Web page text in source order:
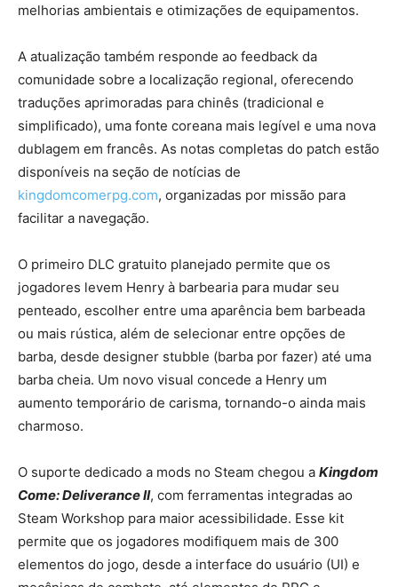
melhorias ambientais e otimizações de equipamentos.
A atualização também responde ao feedback da
comunidade sobre a localização regional, oferecendo
traduções aprimoradas para chinês (tradicional e
simplificado), uma fonte coreana mais legível e uma nova
dublagem em francês. As notas completas do patch estão
disponíveis na seção de notícias de
kingdomcomerpg.com, organizadas por missão para
facilitar a navegação.
O primeiro DLC gratuito planejado permite que os
jogadores levem Henry à barbearia para mudar seu
penteado, escolher entre uma aparência bem barbeada
ou mais rústica, além de selecionar entre opções de
barba, desde designer stubble (barba por fazer) até uma
barba cheia. Um novo visual concede a Henry um
aumento temporário de carisma, tornando-o ainda mais
charmoso.
O suporte dedicado a mods no Steam chegou a Kingdom
Come: Deliverance II, com ferramentas integradas ao
Steam Workshop para maior acessibilidade. Esse kit
permite que os jogadores modifiquem mais de 300
elementos do jogo, desde a interface do usuário (UI) e